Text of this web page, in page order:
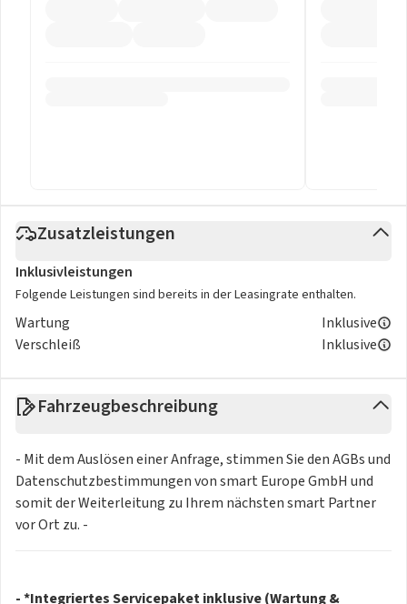
Zusatzleistungen
Inklusivleistungen
Folgende Leistungen sind bereits in der Leasingrate enthalten.
Wartung
Inklusive
Verschleiß
Inklusive
Fahrzeugbeschreibung
- Mit dem Auslösen einer Anfrage, stimmen Sie den AGBs und
Datenschutzbestimmungen von smart Europe GmbH und
somit der Weiterleitung zu Ihrem nächsten smart Partner
vor Ort zu. -
- *Integriertes Servicepaket inklusive (Wartung &